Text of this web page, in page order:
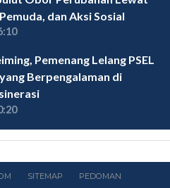
dan Aksi Sosial
Pemenang Lelang PSEL
Berpengalaman di
SITEMAP PEDOMAN